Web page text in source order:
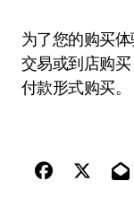
为了您的购买
交易或到店购
付款形式购买。